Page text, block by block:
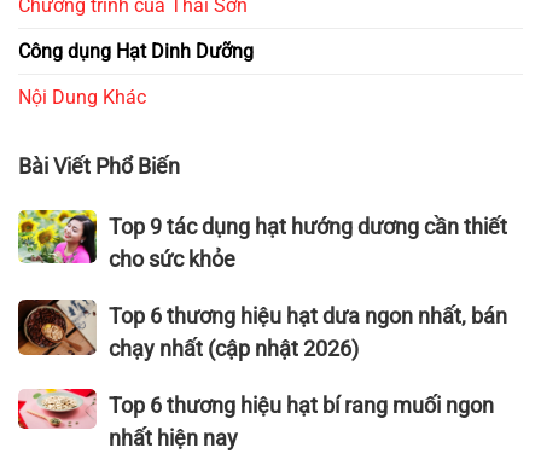
Chương trình của Thái Sơn
Công dụng Hạt Dinh Dưỡng
Nội Dung Khác
Bài Viết Phổ Biến
Top
9
dụng
hạt
dương
cần
Top 9 tác dụng hạt hướng dương cần thiết
cho sức khỏe
Top
6
hiệu hạt
dưa
Top 6 thương hiệu hạt dưa ngon nhất, bán
chạy nhất (cập nhật 2026)
Top
6
Top 6 thương hiệu hạt bí rang muối ngon
nhất hiện nay